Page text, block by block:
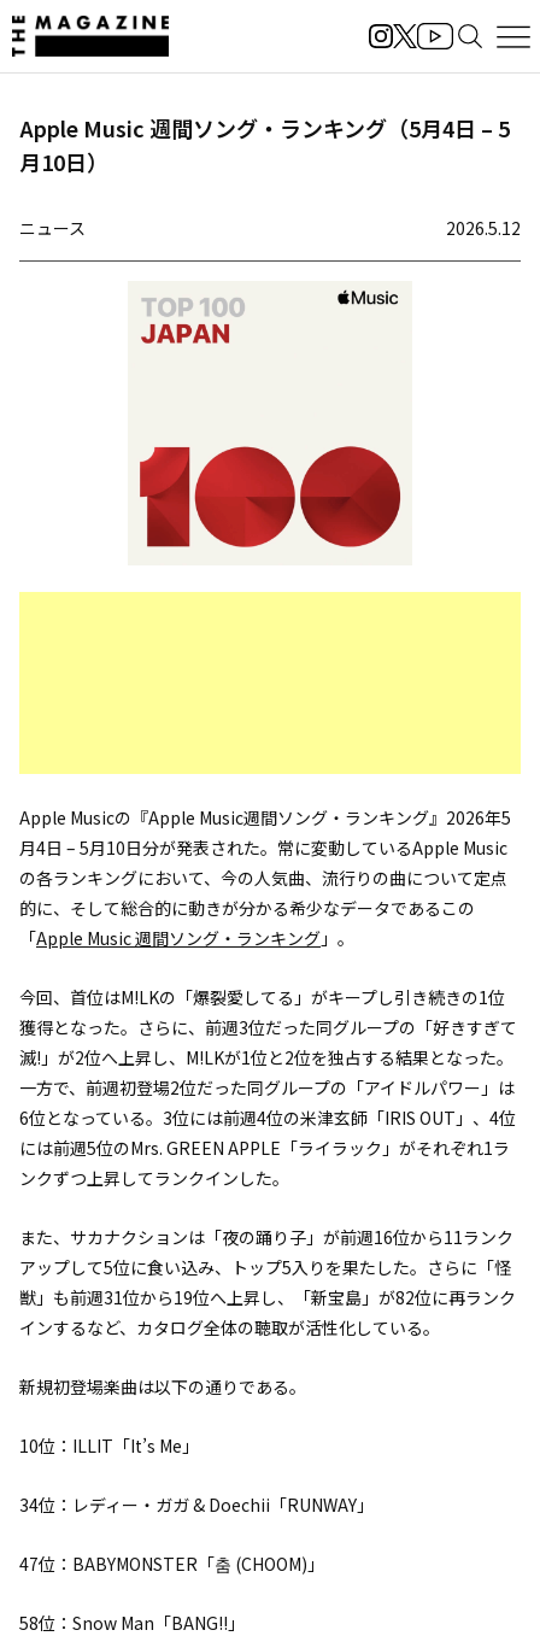
Apple Music 週間ソング・ランキング（5月4日 – 5
月10日）
ニュース 2026.5.12
Apple Musicの『Apple Music週間ソング・ランキング』2026年5
月4日 – 5月10日分が発表された。常に変動しているApple Music
の各ランキングにおいて、今の人気曲、流行りの曲について定点
的に、そして総合的に動きが分かる希少なデータであるこの
「Apple Music 週間ソング・ランキング 」。
今回、首位はM!LKの「爆裂愛してる」がキープし引き続きの1位
獲得となった。さらに、前週3位だった同グループの「好きすぎて
滅!」が2位へ上昇し、M!LKが1位と2位を独占する結果となった。
一方で、前週初登場2位だった同グループの「アイドルパワー」は
6位となっている。3位には前週4位の米津玄師「IRIS OUT」、4位
には前週5位のMrs. GREEN APPLE「ライラック」がそれぞれ1ラ
ンクずつ上昇してランクインした。
また、サカナクションは「夜の踊り子」が前週16位から11ランク
アップして5位に食い込み、トップ5入りを果たした。さらに「怪
獣」も前週31位から19位へ上昇し、「新宝島」が82位に再ランク
インするなど、カタログ全体の聴取が活性化している。
新規初登場楽曲は以下の通りである。
10位：ILLIT「It’s Me」
34位：レディー・ガガ & Doechii「RUNWAY」
47位：BABYMONSTER「춤 (CHOOM)」
58位：Snow Man「BANG!!」